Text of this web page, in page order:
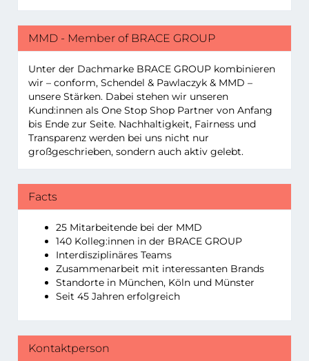
MMD - Member of BRACE GROUP
Unter der Dachmarke BRACE GROUP kombinieren
wir – conform, Schendel & Pawlaczyk & MMD –
unsere Stärken. Dabei stehen wir unseren
Kund:innen als One Stop Shop Partner von Anfang
bis Ende zur Seite. Nachhaltigkeit, Fairness und
Transparenz werden bei uns nicht nur
großgeschrieben, sondern auch aktiv gelebt.
Facts
25 Mitarbeitende bei der MMD
140 Kolleg:innen in der BRACE GROUP
Interdisziplinäres Teams
Zusammenarbeit mit interessanten Brands
Standorte in München, Köln und Münster
Seit 45 Jahren erfolgreich
Kontaktperson